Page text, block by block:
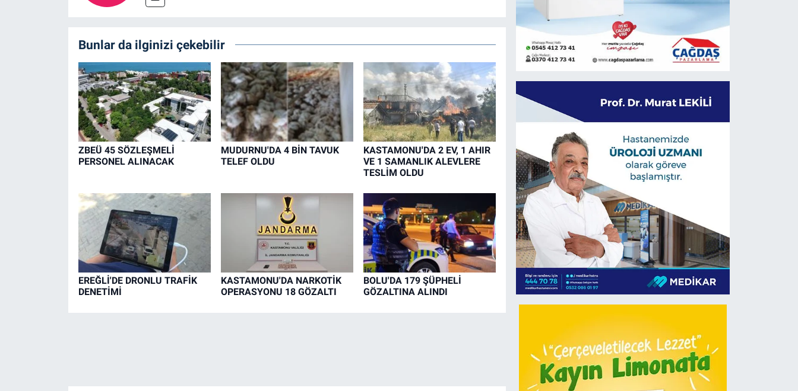
Bunlar da ilginizi çekebilir
ZBEÜ 45 SÖZLEŞMELİ
PERSONEL ALINACAK
MUDURNU'DA 4 BİN TAVUK
TELEF OLDU
KASTAMONU'DA 2 EV, 1 AHIR
VE 1 SAMANLIK ALEVLERE
TESLİM OLDU
EREĞLİ'DE DRONLU TRAFİK
DENETİMİ
KASTAMONU'DA NARKOTİK
OPERASYONU 18 GÖZALTI
BOLU'DA 179 ŞÜPHELİ
GÖZALTINA ALINDI